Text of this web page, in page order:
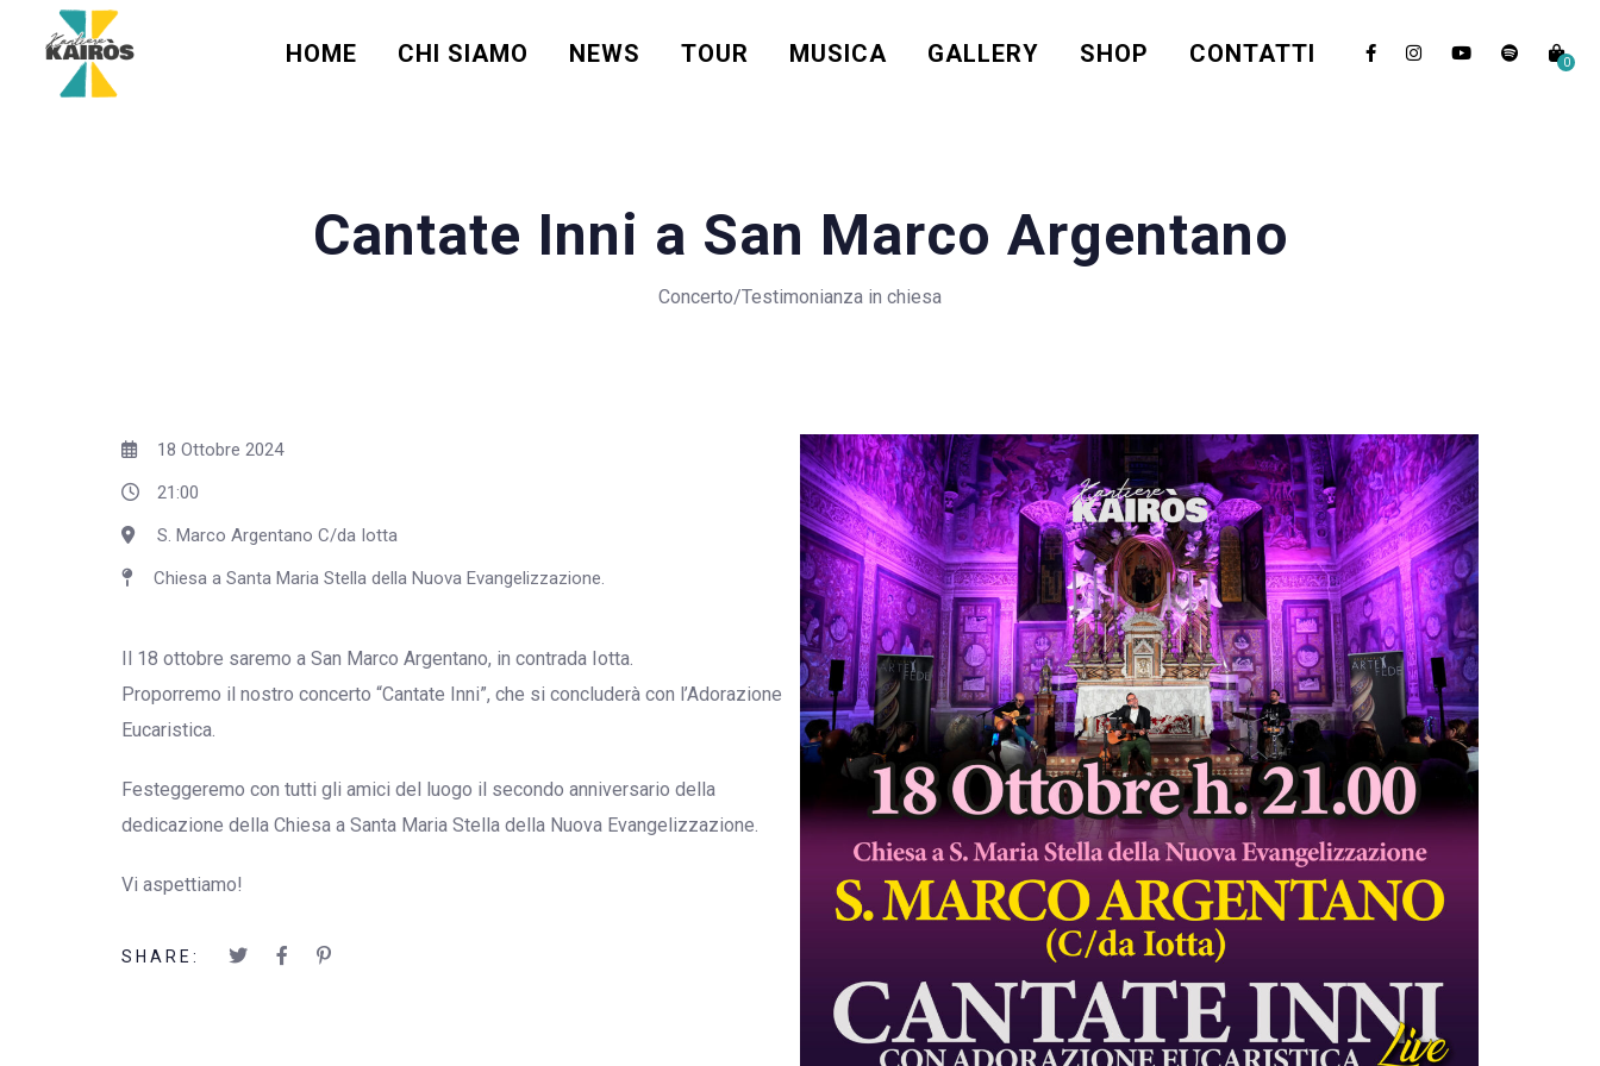
0
HOME CHI SIAMO NEWS TOUR MUSICA GALLERY SHOP CONTATTI
Cantate Inni a San Marco Argentano
Concerto/Testimonianza in chiesa
18 Ottobre 2024
21:00
S. Marco Argentano C/da Iotta
Chiesa a Santa Maria Stella della Nuova Evangelizzazione.
Il 18 ottobre saremo a San Marco Argentano, in contrada Iotta.
Proporremo il nostro concerto “Cantate Inni”, che si concluderà con l’Adorazione
Eucaristica.
Festeggeremo con tutti gli amici del luogo il secondo anniversario della
dedicazione della Chiesa a Santa Maria Stella della Nuova Evangelizzazione.
Vi aspettiamo!
SHARE: